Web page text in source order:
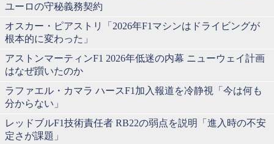
ユーロの守秘義務契約
オスカー・ピアストリ「2026年F1マシンはドライビングが
根本的に変わった」
アストンマーティンF1 2026年低迷の内幕 ニューウェイ計画
はなぜ躓いたのか
ラファエル・カマラ ハースF1加入報道を冷静視「今は何も
分からない」
レッドブルF1技術責任者 RB22の弱点を説明「進入時の不安
定さが課題」